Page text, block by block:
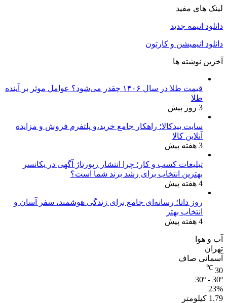
لینک های مفید
دانلود انیمه جدید
دانلود انیمیشن و کارتون
آخرین نوشته ها
قیمت طلا در سال ۱۴۰۶ چقدر می‌شود؟ عوامل موثر بر آینده
طلا
3 روز پیش
سایت بیدکالا؛ راهکار جامع خرید،و پلتفرم فروش و مزایده
آنلاین کالا
3 هفته پیش
تبلیغات کسب و کار؛ چرا انتشار رپورتاژ آگهی در یکانسر
بهترین انتخاب برای رشد برند شما است؟
4 هفته پیش
روز داتا؛ رسانه‌ای جامع برای زندگی هوشمند، سفر آسان و
انتخاب بهتر
4 هفته پیش
آب و هوا
تهران
آسمانی صاف
30
℃
30º - 30º
23%
1.79 کیلومتر